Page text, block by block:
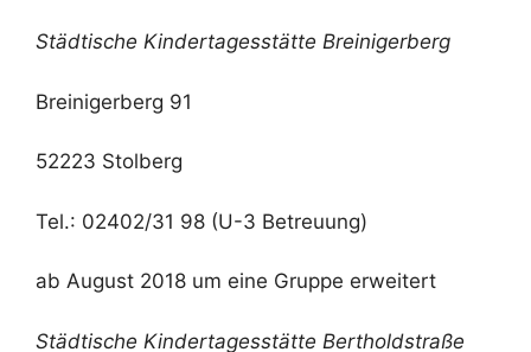
Städtische Kindertagesstätte Breinigerberg
Breinigerberg 91
52223 Stolberg
Tel.: 02402/31 98 (U-3 Betreuung)
ab August 2018 um eine Gruppe erweitert
Städtische Kindertagesstätte Bertholdstraße